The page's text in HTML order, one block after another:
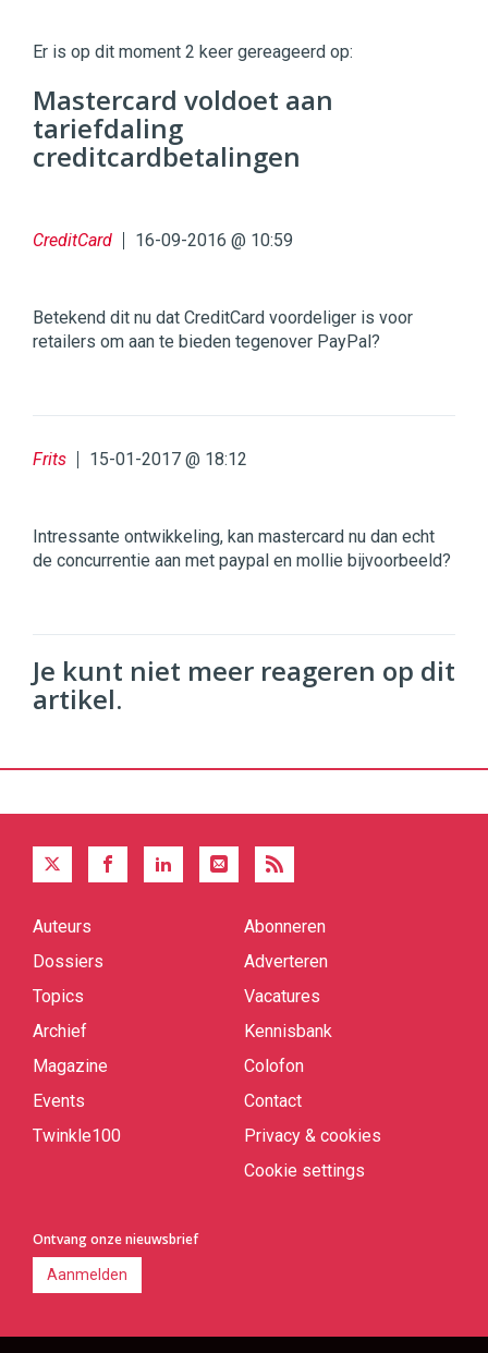
|
Digital
Commercehttps://twinklemagazine.nl
9654
Er is op dit moment 2 keer gereageerd op:
Mastercard voldoet aan
tariefdaling
creditcardbetalingen
CreditCard 16-09-2016 @ 10:59
Betekend dit nu dat CreditCard voordeliger is voor
retailers om aan te bieden tegenover PayPal?
Frits 15-01-2017 @ 18:12
Intressante ontwikkeling, kan mastercard nu dan echt
de concurrentie aan met paypal en mollie bijvoorbeeld?
Je kunt niet meer reageren op dit
artikel.
Quick
Auteurs
Dossiers
Topics
Archief
Magazine
Events
Twinkle100
Abonneren
Adverteren
Vacatures
Kennisbank
Colofon
Contact
Privacy & cookies
Cookie settings
Ontvang onze nieuwsbrief
Aanmelden